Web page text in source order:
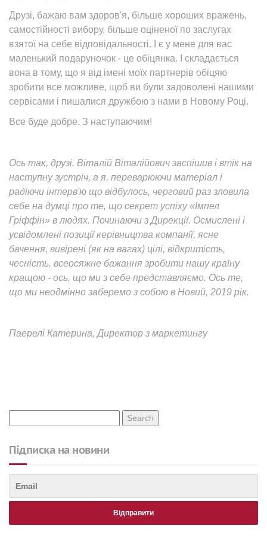
Друзі, бажаю вам здоров'я, більше хороших вражень,
самостійності вибору, більше оціненої по заслугах
взятої на себе відповідальності. І є у мене для вас
маленький подаруночок - це обіцянка. І складається
вона в тому, що я від імені моїх партнерів обіцяю
зробити все можливе, щоб ви були задоволені нашими
сервісами і пишалися дружбою з нами в Новому Році.
Все буде добре. З наступаючим!
Ось так, друзі. Віталій Віталійович заспішив і втік на
наступну зустріч, а я, переварюючи матеріал і
радіючи інтерв'ю що відбулось, черговий раз зловила
себе на думці про те, що секрет успіху «Імпел
Гріффін» в людях. Починаючи з Дирекції. Осмислені і
усвідомлені позиції керівництва компанії, ясне
бачення, вивірені (як на вагах) цілі, відкритість,
чесність, всеосяжне бажання зробити нашу країну
кращою - ось, що ми з себе представляємо. Ось те,
що ми неодмінно заберемо з собою в Новий, 2019 рік.
Паерелі Катерина, Директор з маркетингу
Підписка на новини